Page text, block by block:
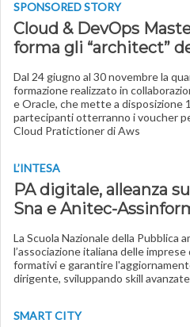
SPONSORED STORY
Cloud & DevOps
forma gli “architect”
Dal 24 giugno al 30 novembre la
formazione realizzato in
e Oracle, che mette a disposizione
partecipanti otterranno i voucher
Cloud Pratictioner di Aws
L’INTESA
PA digitale, alleanza
Sna e Anitec-
La Scuola Nazionale della Pubblica
l’associazione italiana delle
formativi e garantire
dirigente, sviluppando skill avanzate
SMART CITY